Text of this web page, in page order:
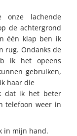
onze lachende
de achtergrond
één klap ben ik
rug. Ondanks de
ik het opeens
gebruiken,
haar die
dat ik het beter
telefoon weer in
in mijn hand.